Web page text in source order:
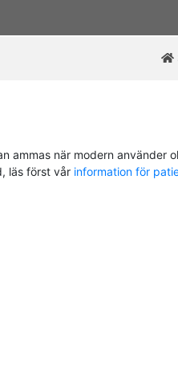
ammas när modern använder
läs först vår information för